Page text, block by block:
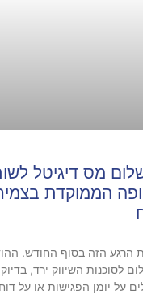
מס דיגיטל
הממוקדת
הרגע הזה בסוף החודש.
לסוכנות השיווק ירד,
על יומן הפגישות או על